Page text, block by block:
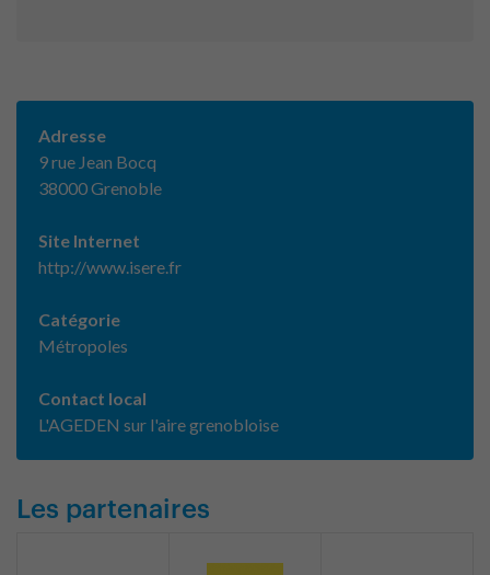
Adresse
9 rue Jean Bocq
38000 Grenoble
Site Internet
http://www.isere.fr
Catégorie
Métropoles
Contact local
L'AGEDEN sur l'aire grenobloise
Les partenaires